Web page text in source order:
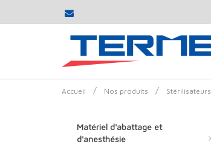
Accueil / Nos produits / Stérilisateurs
Matériel d'abattage et
d'anesthésie